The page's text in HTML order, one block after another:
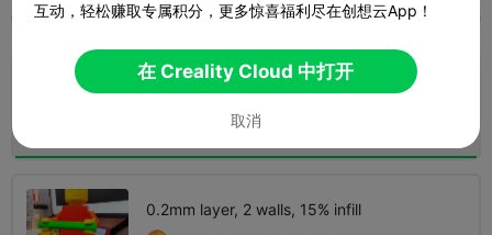
全部 K2 Plus K2 Pro K2 K2 SE
0.2mm layer, 2 walls, 15% infill
08h 59m
0.2mm layer, 2 walls, 15% infill
互动，轻松赚取专属积分，更多惊喜福利尽在创想云App！
在 Creality Cloud 中打开
取消